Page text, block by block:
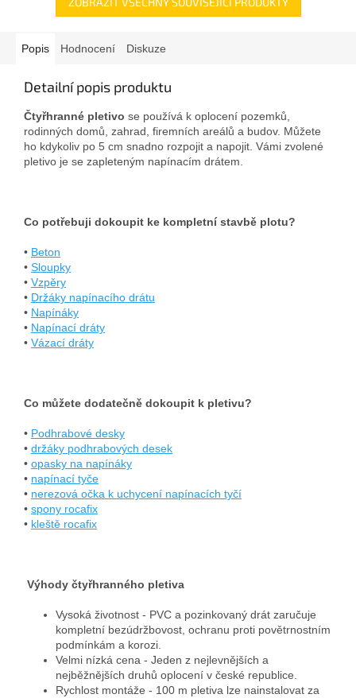
Popis Hodnocení Diskuze
Detailní popis produktu
Čtyřhranné pletivo se používá k oplocení pozemků,
rodinných domů, zahrad, firemních areálů a budov. Můžete
ho kdykoliv po 5 cm snadno rozpojit a napojit. Vámi zvolené
pletivo je se zapleteným napínacím drátem.
Co potřebuji dokoupit ke kompletní stavbě plotu?
• Beton
• Sloupky
• Vzpěry
• Držáky napínacího drátu
• Napínáky
• Napínací dráty
• Vázací dráty
Co můžete dodatečně dokoupit k pletivu?
• Podhrabové desky
• držáky podhrabových desek
• opasky na napínáky
• napínací tyče
• nerezová očka k uchycení napínacích tyčí
• spony rocafix
• kleště rocafix
Výhody čtyřhranného pletiva
Vysoká životnost - PVC a pozinkovaný drát zaručuje
kompletní bezúdržbovost, ochranu proti povětrnostním
podmínkám a korozi.
Velmi nízká cena - Jeden z nejlevnějších a
nejběžnějších druhů oplocení v české republice.
Rychlost montáže - 100 m pletiva lze nainstalovat za